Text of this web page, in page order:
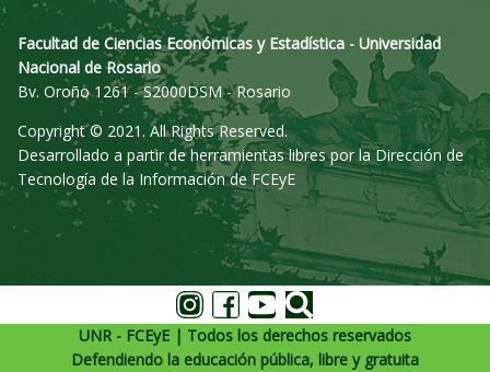
Facultad de Ciencias Económicas y Estadística - Universidad
Nacional de Rosario
Bv. Oroño 1261 - S2000DSM - Rosario
Copyright © 2021. All Rights Reserved.
Desarrollado a partir de herramientas libres por la Dirección de
Tecnología de la Información de FCEyE
UNR - FCEyE | Todos los derechos reservados
Defendiendo la educación pública, libre y gratuita